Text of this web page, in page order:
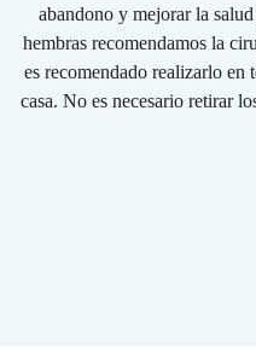
abandono y mejorar la
hembras recomendamos la
es recomendado realizarlo en
casa. No es necesario retirar